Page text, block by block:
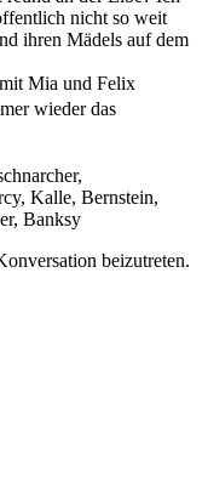
nicht so weit
ihren Mädels auf dem
Mia und Felix
wieder das
,
, Kalle, Bernstein,
, Banksy
beizutreten.